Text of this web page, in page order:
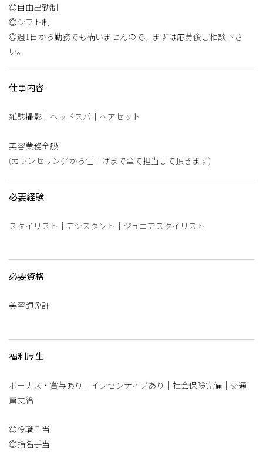
◎自由出勤制
◎シフト制
◎週1日から勤務でも構いませんので、まずは応募後ご相談下さ
い。
仕事内容
雑誌撮影｜ヘッドスパ｜ヘアセット
美容業務全般
(カウンセリングから仕上げまで全て担当して頂きます)
必要経験
スタイリスト｜アシスタント｜ジュニアスタイリスト
必要資格
美容師免許
福利厚生
ボーナス・賞与あり｜インセンティブあり｜社会保険完備｜交通
費支給
◎役職手当
◎指名手当